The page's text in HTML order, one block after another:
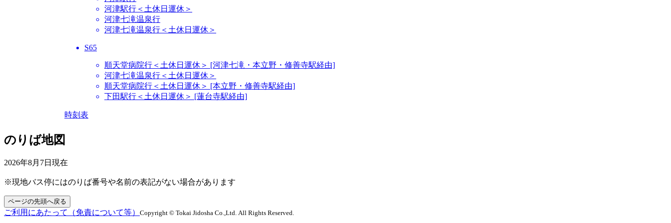
河津駅行＜土休日運休＞
河津七滝温泉行
河津七滝温泉行＜土休日運休＞
S65
順天堂病院行＜土休日運休＞ [河津七滝・本立野・修善寺駅経由]
河津七滝温泉行＜土休日運休＞
順天堂病院行＜土休日運休＞ [本立野・修善寺駅経由]
下田駅行＜土休日運休＞ [蓮台寺駅経由]
時刻表
のりば地図
2026年8月7日 現在
※現地バス停にはのりば番号や名前の表記がない場合があります
ページの先頭へ戻る
ご利用にあたって（免責について等） Copyright © Tokai Jidosha Co.,Ltd. All Rights Reserved.